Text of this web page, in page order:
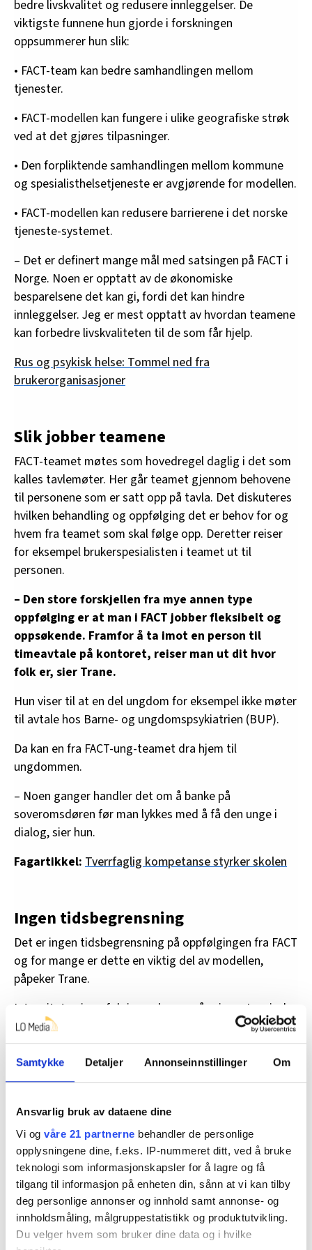
Samtykke Detaljer Annonseinnstillinger Om
Ansvarlig bruk av dataene dine
Vi og våre 21 partnerne behandler de personlige
opplysningene dine, f.eks. IP-nummeret ditt, ved å bruke
teknologi som informasjonskapsler for å lagre og få
tilgang til informasjon på enheten din, sånn at vi kan tilby
deg personlige annonser og innhold samt annonse- og
innholdsmåling, målgruppestatistikk og produktutvikling.
Du velger hvem som bruker dine data og i hvilke
bedre livskvalitet og redusere innleggelser. De
viktigste funnene hun gjorde i forskningen
oppsummerer hun slik:
• FACT-team kan bedre samhandlingen mellom
tjenester.
• FACT-modellen kan fungere i ulike geografiske strøk
ved at det gjøres tilpasninger.
• Den forpliktende samhandlingen mellom kommune
og spesialisthelsetjeneste er avgjørende for modellen.
• FACT-modellen kan redusere barrierene i det norske
tjeneste-systemet.
– Det er definert mange mål med satsingen på FACT i
Norge. Noen er opptatt av de økonomiske
besparelsene det kan gi, fordi det kan hindre
innleggelser. Jeg er mest opptatt av hvordan teamene
kan forbedre livskvaliteten til de som får hjelp.
Rus og psykisk helse: Tommel ned fra
brukerorganisasjoner
Slik jobber teamene
FACT-teamet møtes som hovedregel daglig i det som
kalles tavlemøter. Her går teamet gjennom behovene
til personene som er satt opp på tavla. Det diskuteres
hvilken behandling og oppfølging det er behov for og
hvem fra teamet som skal følge opp. Deretter reiser
for eksempel brukerspesialisten i teamet ut til
personen.
– Den store forskjellen fra mye annen type
oppfølging er at man i FACT jobber fleksibelt og
oppsøkende. Framfor å ta imot en person til
timeavtale på kontoret, reiser man ut dit hvor
folk er, sier Trane.
Hun viser til at en del ungdom for eksempel ikke møter
til avtale hos Barne- og ungdomspsykiatrien (BUP).
Da kan en fra FACT-ung-teamet dra hjem til
ungdommen.
– Noen ganger handler det om å banke på
soveromsdøren før man lykkes med å få den unge i
dialog, sier hun.
Fagartikkel: Tverrfaglig kompetanse styrker skolen
Ingen tidsbegrensning
Det er ingen tidsbegrensning på oppfølgingen fra FACT
og for mange er dette en viktig del av modellen,
påpeker Trane.
Intensiteten i oppfølgingen kan også svinge. I perioder
der vedkommende trenger intensiv oppfølging, settes
hen opp i tavlemøtene. Når situasjon stabiliseres, tas
personen av tavla og får ordinær oppfølging. Da vil
personens hovedkontakt, som kalles «case manager»,
– Disse nivåene av intensivitet mellom rolige og akutte
faser i personens liv er viktige, sier Trane.
Hun understreker at teamene også skal følge opp
hvis personen blir innlagt eller hvis en ungdom i en
periode er på barnevernsinstitusjon.
– Da skal en fra FACT-teamet gå på besøk, gjerne